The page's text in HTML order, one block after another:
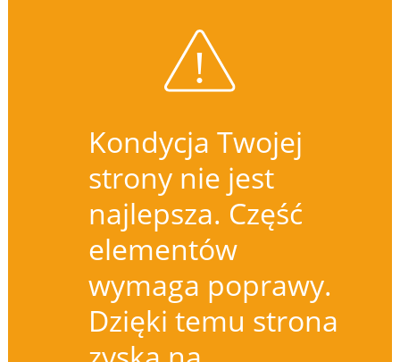
Kondycja Twojej
strony nie jest
najlepsza. Część
elementów
wymaga poprawy.
Dzięki temu strona